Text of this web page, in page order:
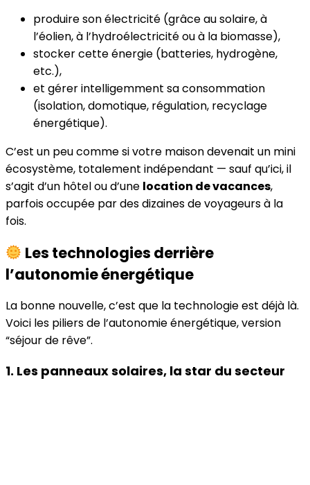
produire son électricité (grâce au solaire, à
l’éolien, à l’hydroélectricité ou à la biomasse),
stocker cette énergie (batteries, hydrogène,
etc.),
et gérer intelligemment sa consommation
(isolation, domotique, régulation, recyclage
énergétique).
C’est un peu comme si votre maison devenait un mini
écosystème, totalement indépendant — sauf qu’ici, il
s’agit d’un hôtel ou d’une location de vacances,
parfois occupée par des dizaines de voyageurs à la
fois.
Les technologies derrière
l’autonomie énergétique
La bonne nouvelle, c’est que la technologie est déjà là.
Voici les piliers de l’autonomie énergétique, version
“séjour de rêve”.
1. Les panneaux solaires, la star du secteur